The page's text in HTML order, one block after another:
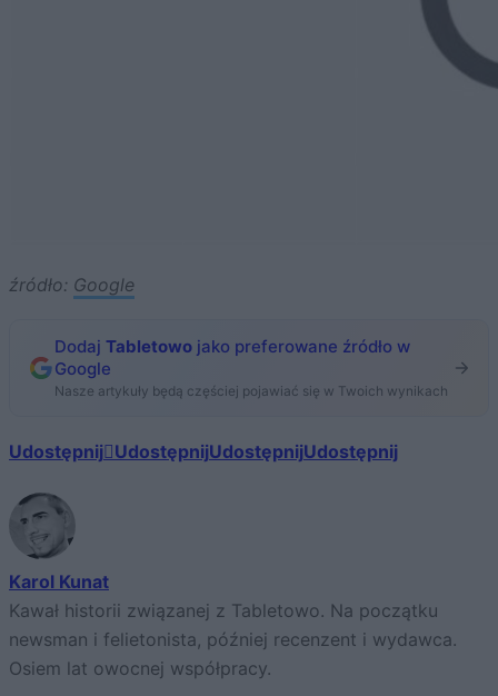
źródło: Google
Dodaj Tabletowo jako preferowane źródło w
Google
Nasze artykuły będą częściej pojawiać się w Twoich wynikach
Udostępnij UdostępnijUdostępnijUdostępnij
Karol Kunat
Kawał historii związanej z Tabletowo. Na początku
newsman i felietonista, później recenzent i wydawca.
Osiem lat owocnej współpracy.